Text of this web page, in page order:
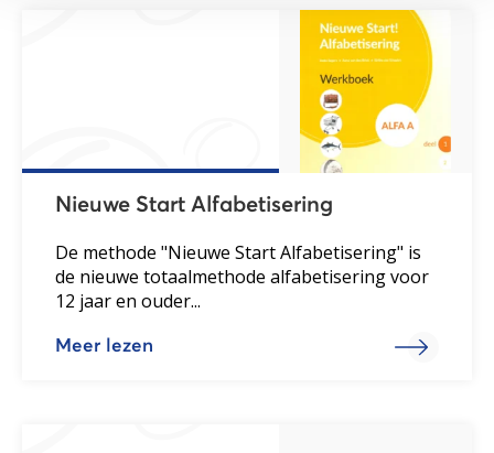
Nieuwe Start Alfabetisering
De methode "Nieuwe Start Alfabetisering" is
de nieuwe totaalmethode alfabetisering voor
12 jaar en ouder...
Meer lezen